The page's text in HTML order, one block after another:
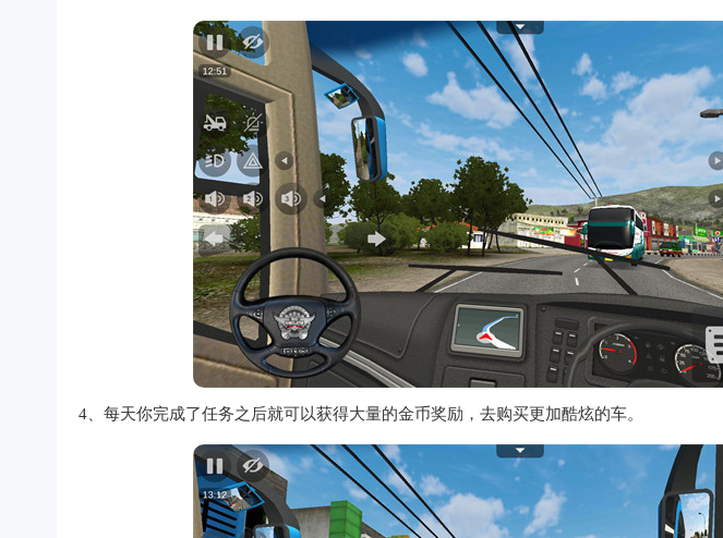
4、每天你完成了任务之后就可以获得大量的金币奖励，去购买更加酷炫的车。